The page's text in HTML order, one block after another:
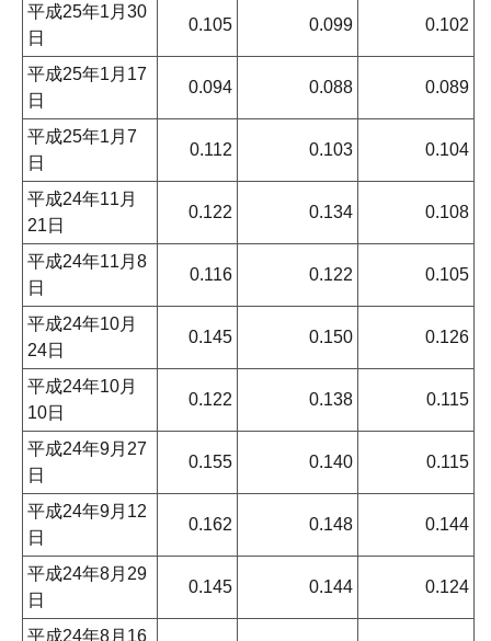
平成25年1月30
日
0.105 0.099 0.102
平成25年1月17
日
0.094 0.088 0.089
平成25年1月7
日
0.112 0.103 0.104
平成24年11月
21日
0.122 0.134 0.108
平成24年11月8
日
0.116 0.122 0.105
平成24年10月
24日
0.145 0.150 0.126
平成24年10月
10日
0.122 0.138 0.115
平成24年9月27
日
0.155 0.140 0.115
平成24年9月12
日
0.162 0.148 0.144
平成24年8月29
日
0.145 0.144 0.124
平成24年8月16